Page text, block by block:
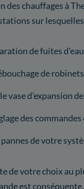
des chauffages à
sur
de fuites
de
vase d'expansion
des
de votre
de votre choix au
est